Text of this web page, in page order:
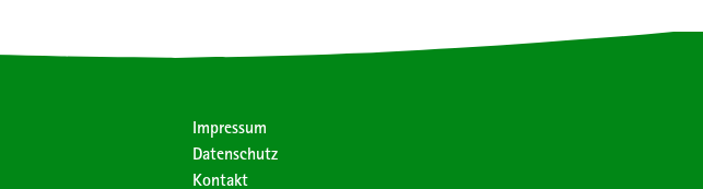
Impressum
Datenschutz
Kontakt